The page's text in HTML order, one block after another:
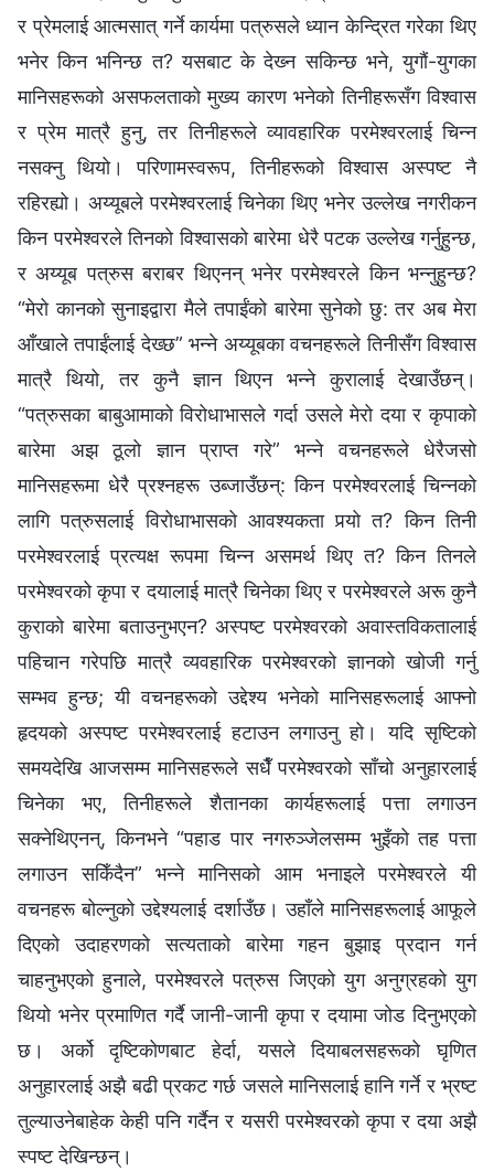
र प्रेमलाई आत्मसात् गर्ने कार्यमा पत्रुसले ध्यान केन्द्रित गरेका थिए
भनेर किन भनिन्छ त? यसबाट के देख्‍न सकिन्छ भने, युगौं-युगका
मानिसहरूको असफलताको मुख्य कारण भनेको तिनीहरूसँग विश्‍वास
र प्रेम मात्रै हुनु, तर तिनीहरूले व्यावहारिक परमेश्‍वरलाई चिन्‍न
नसक्नु थियो। परिणामस्वरूप, तिनीहरूको विश्‍वास अस्पष्ट नै
रहिरह्यो। अय्यूबले परमेश्‍वरलाई चिनेका थिए भनेर उल्‍लेख नगरीकन
किन परमेश्‍वरले तिनको विश्‍वासको बारेमा धेरै पटक उल्‍लेख गर्नुहुन्छ,
र अय्यूब पत्रुस बराबर थिएनन् भनेर परमेश्‍वरले किन भन्‍नुहुन्छ?
“मेरो कानको सुनाइद्वारा मैले तपाईंको बारेमा सुनेको छु: तर अब मेरा
आँखाले तपाईंलाई देख्छ” भन्‍ने अय्यूबका वचनहरूले तिनीसँग विश्‍वास
मात्रै थियो, तर कुनै ज्ञान थिएन भन्‍ने कुरालाई देखाउँछन्।
“पत्रुसका बाबुआमाको विरोधाभासले गर्दा उसले मेरो दया र कृपाको
बारेमा अझ ठूलो ज्ञान प्राप्त गरे” भन्‍ने वचनहरूले धेरैजसो
मानिसहरूमा धेरै प्रश्‍नहरू उब्‍जाउँछन्: किन परमेश्‍वरलाई चिन्‍नको
लागि पत्रुसलाई विरोधाभासको आवश्यकता पर्‍यो त? किन तिनी
परमेश्‍वरलाई प्रत्यक्ष रूपमा चिन्‍न असमर्थ थिए त? किन तिनले
परमेश्‍वरको कृपा र दयालाई मात्रै चिनेका थिए र परमेश्‍वरले अरू कुनै
कुराको बारेमा बताउनुभएन? अस्पष्ट परमेश्‍वरको अवास्तविकतालाई
पहिचान गरेपछि मात्रै व्यवहारिक परमेश्‍वरको ज्ञानको खोजी गर्नु
सम्‍भव हुन्छ; यी वचनहरूको उद्देश्य भनेको मानिसहरूलाई आफ्‍नो
हृदयको अस्पष्ट परमेश्‍वरलाई हटाउन लगाउनु हो। यदि सृष्टिको
समयदेखि आजसम्‍म मानिसहरूले सधैँ परमेश्‍वरको साँचो अनुहारलाई
चिनेका भए, तिनीहरूले शैतानका कार्यहरूलाई पत्ता लगाउन
सक्‍नेथिएनन्, किनभने “पहाड पार नगरुञ्‍जेलसम्‍म भुइँको तह पत्ता
लगाउन सकिँदैन” भन्‍ने मानिसको आम भनाइले परमेश्‍वरले यी
वचनहरू बोल्‍नुको उद्देश्यलाई दर्शाउँछ। उहाँले मानिसहरूलाई आफूले
दिएको उदाहरणको सत्यताको बारेमा गहन बुझाइ प्रदान गर्न
चाहनुभएको हुनाले, परमेश्‍वरले पत्रुस जिएको युग अनुग्रहको युग
थियो भनेर प्रमाणित गर्दै जानी-जानी कृपा र दयामा जोड दिनुभएको
छ। अर्को दृष्टिकोणबाट हेर्दा, यसले दियाबलसहरूको घृणित
अनुहारलाई अझै बढी प्रकट गर्छ जसले मानिसलाई हानि गर्ने र भ्रष्ट
तुल्याउनेबाहेक केही पनि गर्दैन र यसरी परमेश्‍वरको कृपा र दया अझै
स्पष्ट देखिन्छन्।